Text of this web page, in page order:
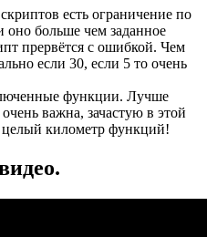
есть ограничение по
оно больше чем заданное
прервётся с ошибкой. Чем
если 30, если 5 то очень
функции. Лучше
важна, зачастую в этой
километр функций!